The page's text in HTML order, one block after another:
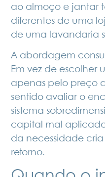
ao almoço e jantar
diferentes de uma
de uma lavandaria
A abordagem
Em vez de escolher
apenas pelo preço
sentido avaliar o
sistema
capital mal
da necessidade
retorno.